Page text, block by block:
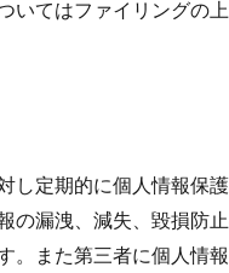
いてはファイリングの
し定期的に個人情報保
漏洩、減失、毀損防止
。また第三者に個人情